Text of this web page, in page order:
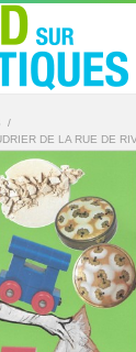
/
DE LA RUE DE